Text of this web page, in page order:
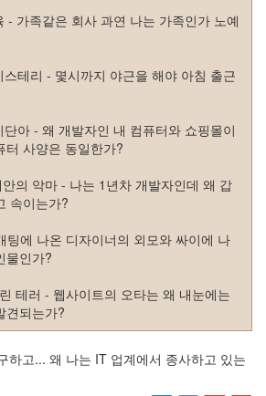
- 가족같은 회사 과연 나는 가족인가 노예
테리 - 몇시까지 야근을 해야 아침 출근
아 - 왜 개발자인 내 컴퓨터와 쇼핑몰이
터 사양은 동일한가?
의 악마 - 나는 1년차 개발자인데 왜 갑
속이는가?
팅에 나온 디자이너의 외모와 싸이에 나
물인가?
테러 - 웹사이트의 오타는 왜 내눈에는
견되는가?
하고... 왜 나는 IT 업계에서 종사하고 있는